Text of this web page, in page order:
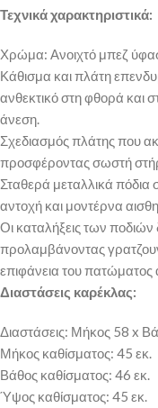
Τεχνικά χαρακτηριστικά:
Χρώμα: Ανοιχτό μπεζ
Κάθισμα και πλάτη
ανθεκτικό στη φθορά και
άνεση.
Σχεδιασμός πλάτης που
προσφέροντας σωστή
Σταθερά μεταλλικά
αντοχή και μοντέρνα
Οι καταλήξεις των
προλαμβάνοντας
επιφάνεια του πατώματος
Διαστάσεις καρέκλας:
Διαστάσεις: Μήκος 58 x
Μήκος καθίσματος: 45 εκ.
Βάθος καθίσματος: 46 εκ.
Ύψος καθίσματος: 45 εκ.